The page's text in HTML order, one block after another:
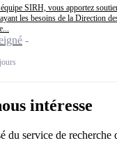
SIRH, vous apportez
les besoins de la Direction
intéresse
du service de recherche